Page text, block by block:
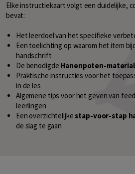
Elke instructiekaart volgt een duidelijke,
bevat:
Het leerdoel van het specifieke
Een toelichting op waarom het item
handschrift
De benodigde Hanenpoten-
Praktische instructies voor het
in de les
Algemene tips voor het geven van
leerlingen
Een overzichtelijke stap-voor-stap
de slag te gaan